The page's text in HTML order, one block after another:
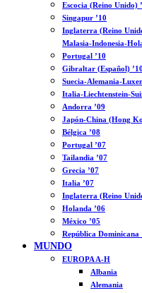
Escocia (Reino Unido)
Singapur ’10
Inglaterra (Reino
Malasia-Indonesia-
Portugal ’10
Gibraltar (Español) ’10
Suecia-Alemania-
Italia-Liechtenstein-
Andorra ’09
Japón-China (Hong
Bélgica ’08
Portugal ’07
Tailandia ’07
Grecia ’07
Italia ’07
Inglaterra (Reino
Holanda ’06
México ’05
República Dominicana
MUNDO
EUROPA A-H
Albania
Alemania